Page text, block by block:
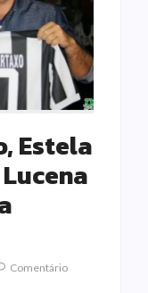
Estela
Comentário